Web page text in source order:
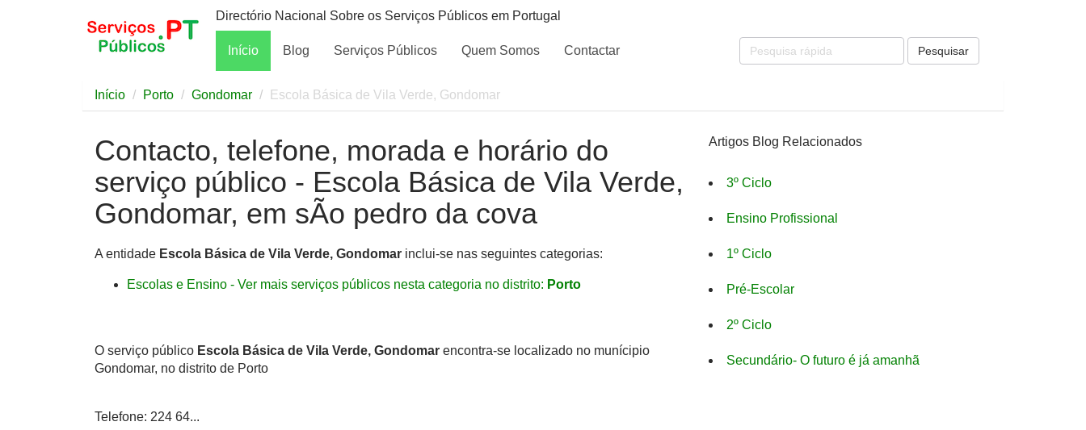
Directório Nacional Sobre os Serviços Públicos em Portugal
Início Blog Serviços Públicos Quem Somos Contactar Pesquisar
Início Porto Gondomar Escola Básica de Vila Verde, Gondomar
Contacto, telefone, morada e horário do
serviço público - Escola Básica de Vila Verde,
Gondomar, em sÃo pedro da cova
A entidade Escola Básica de Vila Verde, Gondomar inclui-se nas seguintes categorias:
Escolas e Ensino - Ver mais serviços públicos nesta categoria no distrito: Porto
O serviço público Escola Básica de Vila Verde, Gondomar encontra-se localizado no munícipio
Gondomar, no distrito de Porto
Telefone: 224 64...
Artigos Blog Relacionados
3º Ciclo
Ensino Profissional
1º Ciclo
Pré-Escolar
2º Ciclo
Secundário- O futuro é já amanhã